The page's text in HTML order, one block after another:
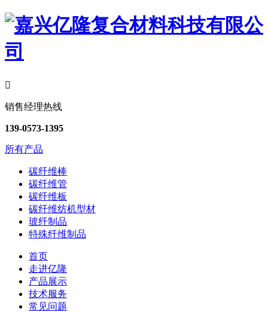

销售经理热线
139-0573-1395
所有产品
碳纤维棒
碳纤维管
碳纤维板
碳纤维纺机型材
玻纤制品
特殊纤维制品
首页
走进亿隆
产品展示
技术服务
常见问题